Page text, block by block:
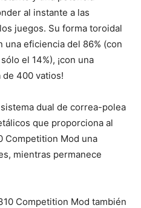
al instante a las
juegos. Su forma toroidal
una eficiencia del 86% (con
el 14%), ¡con una
de 400 vatios!
dual de correa-polea
que proporciona al
Competition Mod una
mientras permanece
Competition Mod también